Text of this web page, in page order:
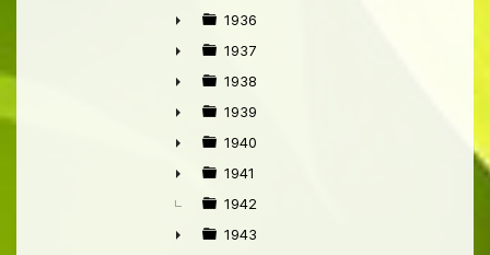
►
►
1936
►
1937
►
1938
►
1939
►
1940
►
1941
1942
1943